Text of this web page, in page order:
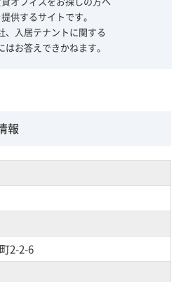
供するサイトです。
、入居テナントに関する
はお答えできかねます。
報
2-2-6